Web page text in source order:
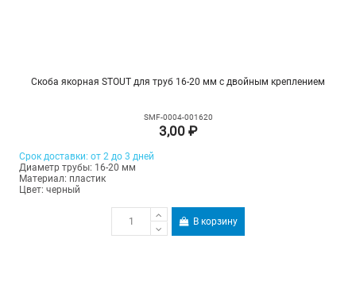
Скоба якорная STOUT для труб 16-20 мм с двойным креплением
SMF-0004-001620
3,00 ₽
Срок доставки: от 2 до 3 дней
Диаметр трубы: 16-20 мм
Материал: пластик
Цвет: черный
В корзину